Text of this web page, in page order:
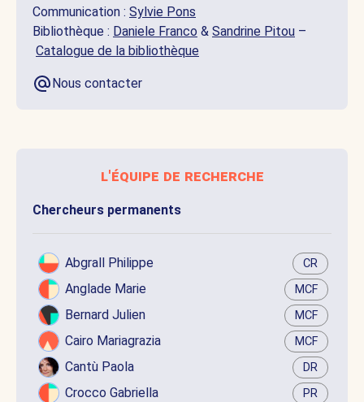
Communication : Sylvie Pons
Bibliothèque : Daniele Franco & Sandrine Pitou –
Catalogue de la bibliothèque
Nous contacter
l'équipe de recherche
Chercheurs permanents
Abgrall Philippe CR
Anglade Marie MCF
Bernard Julien MCF
Cairo Mariagrazia MCF
Cantù Paola DR
Crocco Gabriella PR